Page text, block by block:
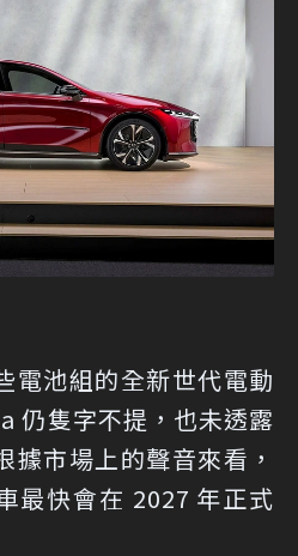
電池組的全新世代電動
仍隻字不提，也未透露
據市場上的聲音來看，
最快會在 2027 年正式